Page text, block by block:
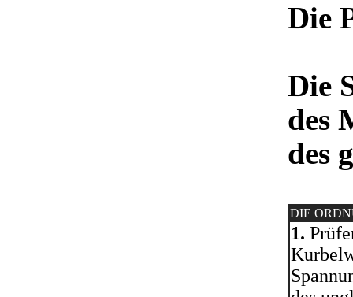
Die
Die
des
des
DIE
1.